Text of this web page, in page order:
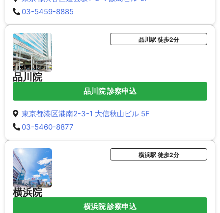
03-5459-8885
品川院
品川駅 徒歩2分
品川院 診察申込
東京都港区港南2-3-1 大信秋山ビル 5F
03-5460-8877
横浜院
横浜駅 徒歩2分
横浜院 診察申込